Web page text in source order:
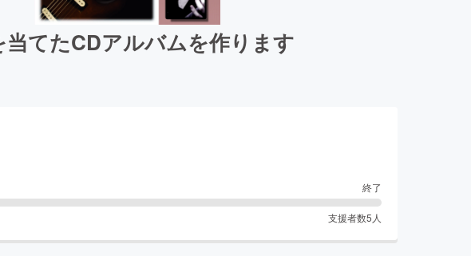
てたCDアルバムを作ります
終了
支援者数5 人